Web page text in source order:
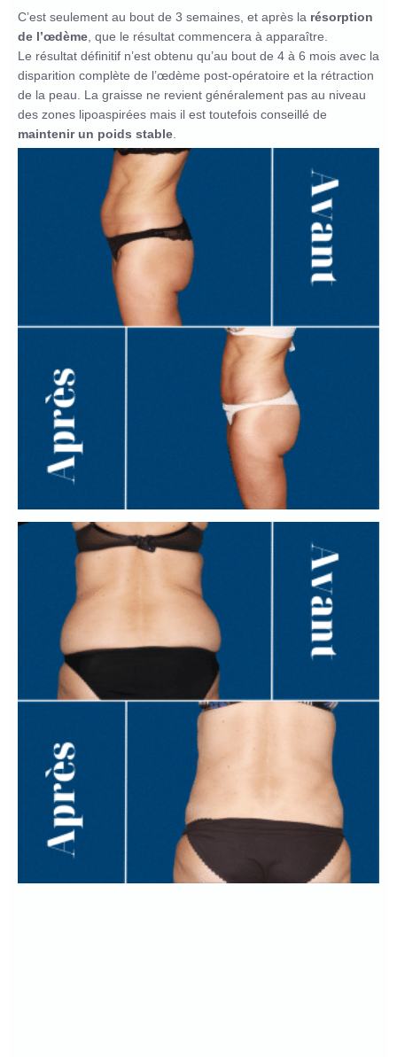
C’est seulement au bout de 3 semaines, et après la résorption
de l’œdème , que le résultat commencera à apparaître.
Le résultat définitif n’est obtenu qu’au bout de 4 à 6 mois avec la
disparition complète de l’œdème post-opératoire et la rétraction
de la peau. La graisse ne revient généralement pas au niveau
des zones lipoaspirées mais il est toutefois conseillé de
maintenir un poids stable